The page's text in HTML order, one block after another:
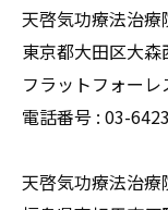
天啓気功療法治療
東京都大田区大
フラットフォーレ
電話番号 : 03-
天啓気功療法治